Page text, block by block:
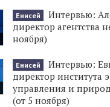
Енисей
Интервью:
директор агентства
ноября)
Енисей
Интервью:
директор института
управления и
(от 5 ноября)